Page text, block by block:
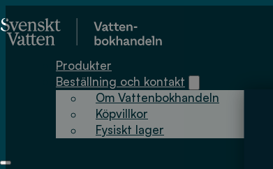
Produkter
Beställning och kontakt
Om Vattenbokhandeln
Köpvillkor
Fysiskt lager